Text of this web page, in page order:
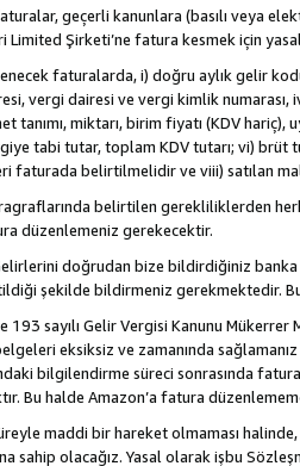
geçerli kanunlara (basılı veya
Limited Şirketi’ne fatura kesmek için
faturalarda, i) doğru aylık gelir
vergi dairesi ve vergi kimlik
tanımı, miktarı, birim fiyatı (KDV
tabi tutar, toplam KDV tutarı; vi) brüt
faturada belirtilmelidir ve viii) satılan
belirtilen gerekliliklerden
düzenlemeniz gerekecektir.
doğrudan bize bildirdiğiniz banka
şekilde bildirmeniz gerekmektedir.
193 sayılı Gelir Vergisi Kanunu
eksiksiz ve zamanında
bilgilendirme süreci sonrasında
Bu halde Amazon’a fatura
maddi bir hareket olmaması
sahip olacağız. Yasal olarak işbu